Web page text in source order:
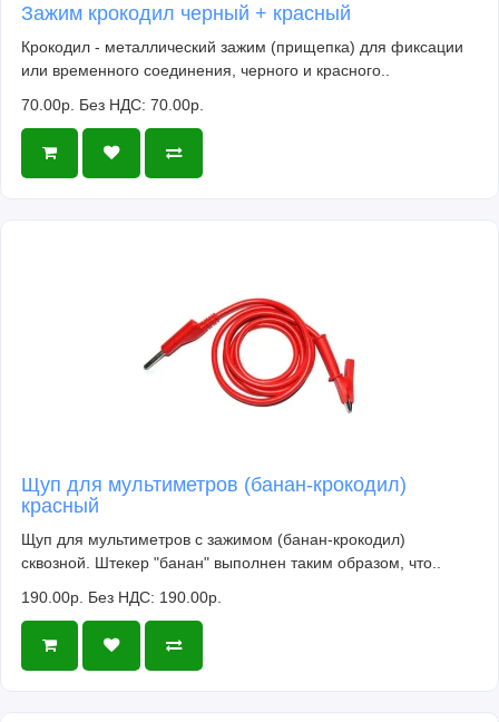
Зажим крокодил черный + красный
Крокодил - металлический зажим (прищепка) для фиксации
или временного соединения, черного и красного..
70.00р. Без НДС: 70.00р.
Щуп для мультиметров (банан-крокодил)
красный
Щуп для мультиметров с зажимом (банан-крокодил)
сквозной. Штекер "банан" выполнен таким образом, что..
190.00р. Без НДС: 190.00р.